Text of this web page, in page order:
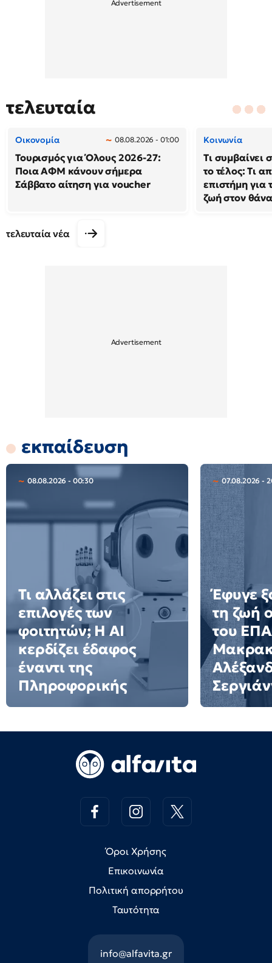
τελευταία
Οικονομία 08.08.2026 - 01:00
Τουρισμός για Όλους 2026-27:
Ποια ΑΦΜ κάνουν σήμερα
Σάββατο αίτηση για voucher
Κοινωνία
Τι συμβαίνει
το τέλος: Τι
επιστήμη για
ζωή στον
τελευταία νέα
εκπαίδευση
08.08.2026 - 00:30
Τι αλλάζει στις
επιλογές των
φοιτητών; Η AI
κερδίζει έδαφος
έναντι της
Πληροφορικής
07.08.2026 -
Έφυγε
τη ζωή
του
Όροι Χρήσης
Επικοινωνία
Πολιτική απορρήτου
Ταυτότητα
info@alfavita.gr